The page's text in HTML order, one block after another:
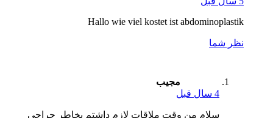
Hallo wie viel kostet ist abdominoplastik
نظر شما
مجیب
سلام من وقت ملاقات لازم داشتم بخاطر جراحی